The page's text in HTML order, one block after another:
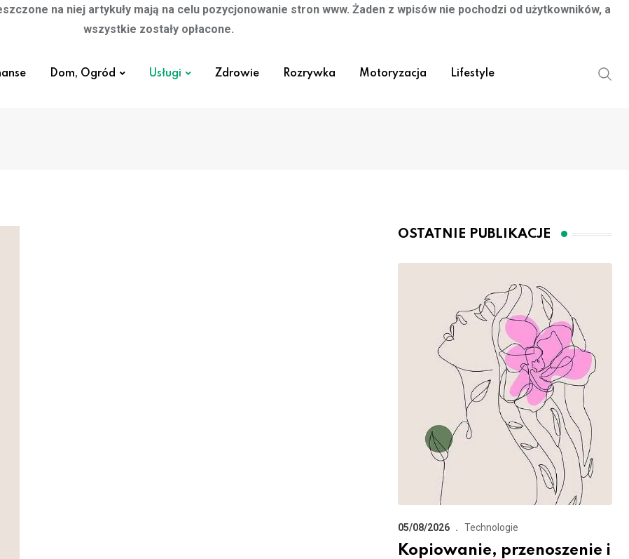
na niej artykuły mają na celu pozycjonowanie stron www. Żaden z wpisów nie pochodzi od użytkowników, a
wszystkie zostały opłacone.
Dom, Ogród Usługi Zdrowie Rozrywka Motoryzacja Lifestyle
OSTATNIE PUBLIKACJE
05/08/2026 Technologie
Kopiowanie, przenoszenie i